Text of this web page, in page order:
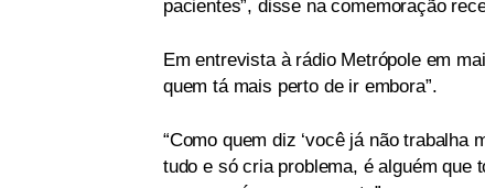
pacientes”, disse na comemoração
Em entrevista à rádio Metrópole em
quem tá mais perto de ir embora”.
“Como quem diz ‘você já não
tudo e só cria problema, é alguém que